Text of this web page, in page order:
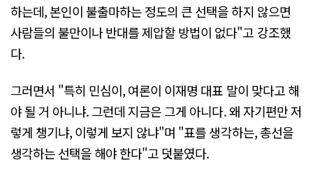
하는데, 본인이 불출마하는 정도의 큰 선택을 하지 않으면
사람들의 불만이나 반대를 제압할 방법이 없다"고 강조했
다.
그러면서 "특히 민심이, 여론이 이재명 대표 말이 맞다고 해
야 될 거 아니냐. 그런데 지금은 그게 아니다. 왜 자기편만 저
렇게 챙기냐, 이렇게 보지 않냐"며 "표를 생각하는, 총선을
생각하는 선택을 해야 한다"고 덧붙였다.